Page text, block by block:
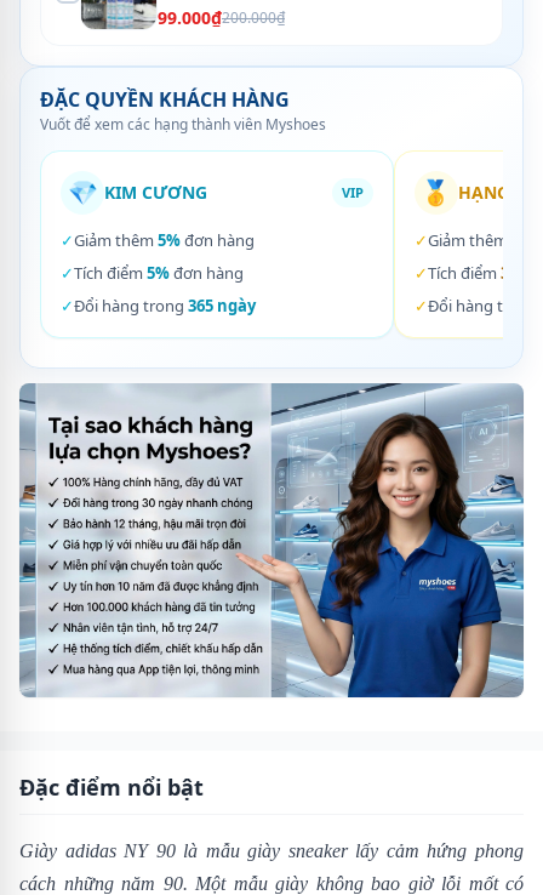
99.000₫200.000₫
ĐẶC QUYỀN KHÁCH HÀNG
Vuốt để xem các hạng thành viên Myshoes
💎 KIM CƯƠNG VIP
✓Giảm thêm 5%đơn hàng
✓Tích điểm 5%đơn hàng
✓Đổi hàng trong 365 ngày
🥇 HẠNG
✓Giảm thêm
✓Tích điểm 3%
✓Đổi hàng trong
Đặc điểm nổi bật
Giày adidas NY 90là mẫu giày sneaker lấy cảm hứng phong
cách những năm 90. Một mẫu giày không bao giờ lỗi mốt có